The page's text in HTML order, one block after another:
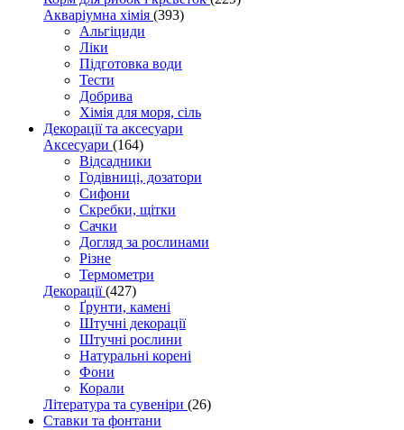
Акваріумна хімія (393)
Альгіциди
Ліки
Підготовка води
Тести
Добрива
Хімія для моря, сіль
Декорації та аксесуари
Аксесуари (164)
Відсадники
Годівниці, дозатори
Сифони
Скребки, щітки
Сачки
Догляд за рослинами
Різне
Термометри
Декорації(427)
Ґрунти, камені
Штучні декорації
Штучні рослини
Натуральні корені
Фони
Корали
Література та сувеніри (26)
Ставки та фонтани